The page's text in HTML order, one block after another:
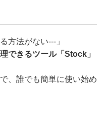
方法がない---」
できるツール「Stock」
、誰でも簡単に使い始め